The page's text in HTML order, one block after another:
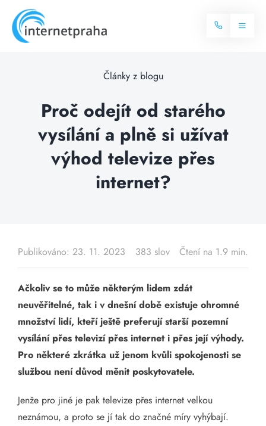
content
Toggle
Balíčky internetu
Více o internetu
Často hledané dotazy
Televize
Dostupnost
Kontakt
Články z blogu
Proč odejít od starého
vysílání a plně si užívat
výhod televize přes
internet?
Publikováno: 23. 11. 2023 383 slov Čtení na 1.9 min.
Ačkoliv se to může některým lidem zdát
neuvěřitelné, tak i v dnešní době existuje ohromné
množství lidí, kteří ještě preferují starší pozemní
vysílání přes televizí přes internet i přes její výhody.
Pro některé zkrátka už jenom kvůli spokojenosti se
službou není důvod měnit poskytovatele.
Jenže pro jiné je pak televize přes internet velkou
neznámou, a proto se jí tak do značné míry vyhýbají.